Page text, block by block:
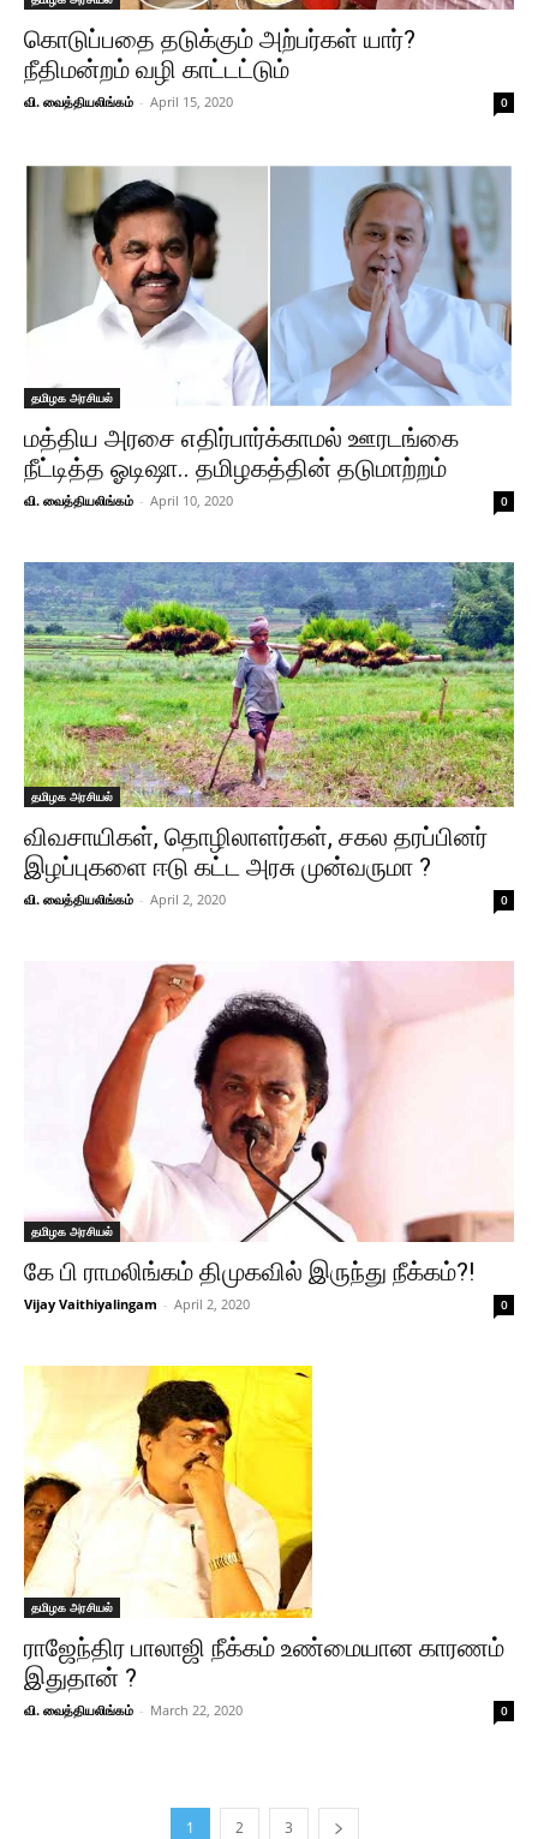
கொடுப்பதை தடுக்கும் அற்பர்கள் யார்?
நீதிமன்றம் வழி காட்டட்டும்
வி. வைத்தியலிங்கம் - April 15, 2020 0
தமிழக அரசியல்
மத்திய அரசை எதிர்பார்க்காமல் ஊரடங்கை
நீட்டித்த ஓடிஷா.. தமிழகத்தின் தடுமாற்றம்
வி. வைத்தியலிங்கம் - April 10, 2020 0
தமிழக அரசியல்
விவசாயிகள், தொழிலாளர்கள், சகல தரப்பினர்
இழப்புகளை ஈடு கட்ட அரசு முன்வருமா ?
வி. வைத்தியலிங்கம் - April 2, 2020 0
தமிழக அரசியல்
கே பி ராமலிங்கம் திமுகவில் இருந்து நீக்கம்?!
Vijay Vaithiyalingam - April 2, 2020 0
தமிழக அரசியல்
ராஜேந்திர பாலாஜி நீக்கம் உண்மையான காரணம்
இதுதான் ?
வி. வைத்தியலிங்கம் - March 22, 2020 0
1 2 3